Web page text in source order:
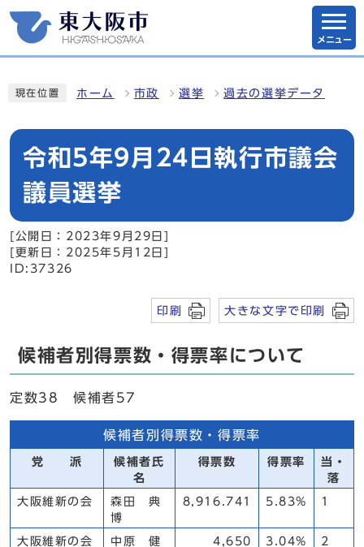
メニュー
現在位置 ホーム 市政 選挙 過去の選挙データ
令和5年9月24日執行市議会
議員選挙
[公開日：2023年9月29日]
[更新日：2025年5月12日]
ID:37326
印刷 大きな文字で印刷
候補者別得票数・得票率について
定数38 候補者57
候補者別得票数・得票率
党 派
候補者氏
名
得票数 得票率
当・
落
大阪維新の会
森田 典
博
8,916.741 5.83% 1
大阪維新の会
中原 健
4,650 3.04% 2